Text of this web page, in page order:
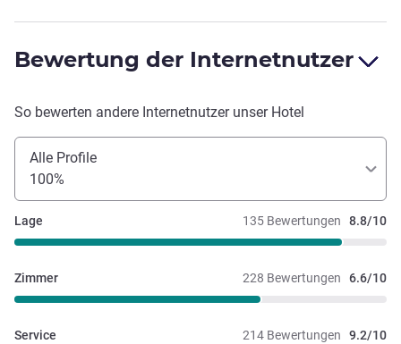
Bewertung der Internetnutzer
So bewerten andere Internetnutzer unser Hotel
Alle Profile
100%
135 Bewertungen 8.8/10
Lage
228 Bewertungen 6.6/10
Zimmer
214 Bewertungen 9.2/10
Service